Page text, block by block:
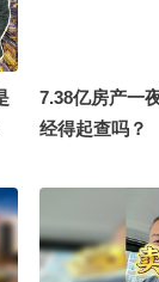
7.38亿房产一
经得起查吗？